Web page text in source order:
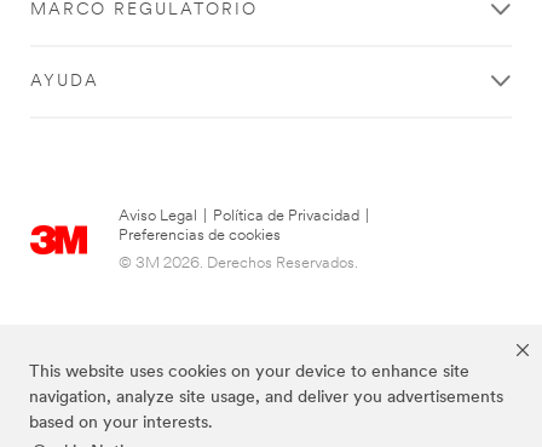
This website uses cookies on your device to enhance site
navigation, analyze site usage, and deliver you advertisements
based on your interests.
MARCO REGULATORIO
AYUDA
Aviso Legal Política de Privacidad
Preferencias de cookies
© 3M 2026. Derechos Reservados.